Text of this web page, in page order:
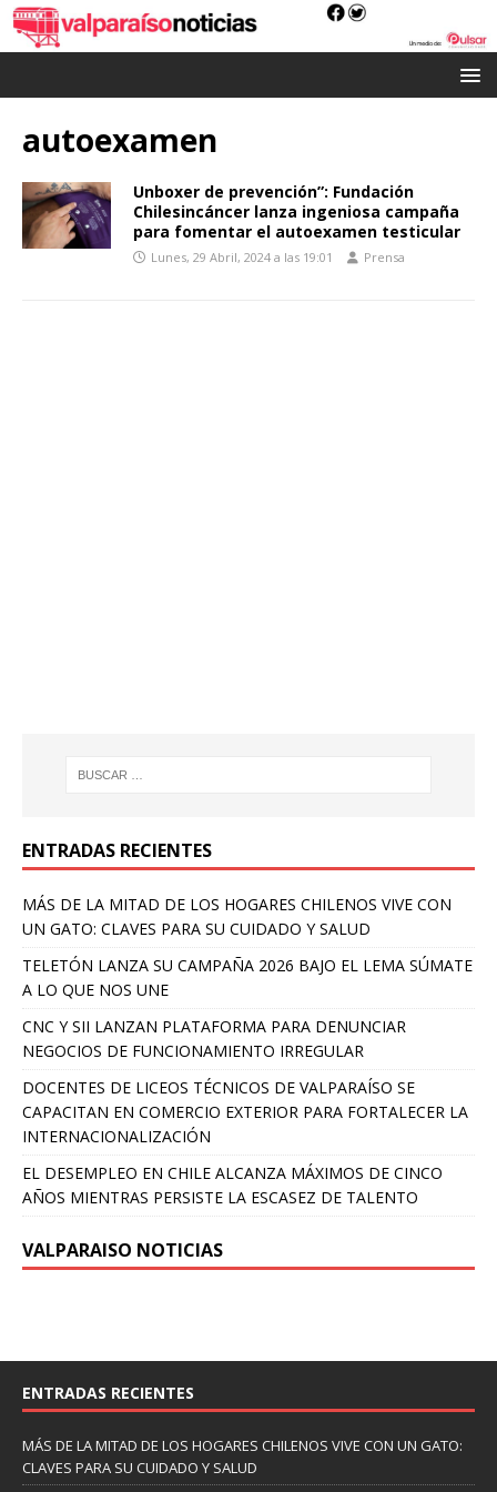
autoexamen
Unboxer de prevención”: Fundación
Chilesincáncer lanza ingeniosa campaña
para fomentar el autoexamen testicular
Lunes, 29 Abril, 2024 a las 19:01 Prensa
ENTRADAS RECIENTES
MÁS DE LA MITAD DE LOS HOGARES CHILENOS VIVE CON
UN GATO: CLAVES PARA SU CUIDADO Y SALUD
TELETÓN LANZA SU CAMPAÑA 2026 BAJO EL LEMA SÚMATE
A LO QUE NOS UNE
CNC Y SII LANZAN PLATAFORMA PARA DENUNCIAR
NEGOCIOS DE FUNCIONAMIENTO IRREGULAR
DOCENTES DE LICEOS TÉCNICOS DE VALPARAÍSO SE
CAPACITAN EN COMERCIO EXTERIOR PARA FORTALECER LA
INTERNACIONALIZACIÓN
EL DESEMPLEO EN CHILE ALCANZA MÁXIMOS DE CINCO
AÑOS MIENTRAS PERSISTE LA ESCASEZ DE TALENTO
VALPARAISO NOTICIAS
ENTRADAS RECIENTES
MÁS DE LA MITAD DE LOS HOGARES CHILENOS VIVE CON UN GATO:
CLAVES PARA SU CUIDADO Y SALUD